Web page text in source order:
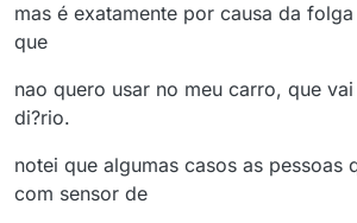
mas é exatamente por causa da
que
nao quero usar no meu carro, que
di?rio.
notei que algumas casos as pessoas
com sensor de